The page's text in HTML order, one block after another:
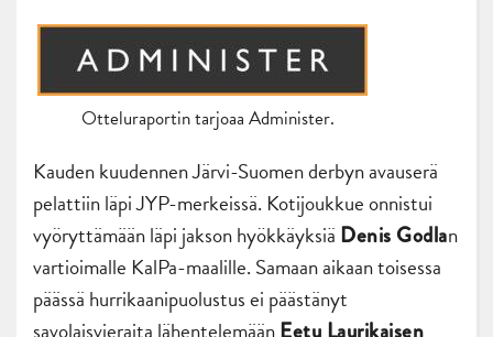
Otteluraportin tarjoaa Administer.
Kauden kuudennen Järvi-Suomen derbyn avauserä
pelattiin läpi JYP-merkeissä. Kotijoukkue onnistui
vyöryttämään läpi jakson hyökkäyksiä Denis Godlan
vartioimalle KalPa-maalille. Samaan aikaan toisessa
päässä hurrikaanipuolustus ei päästänyt